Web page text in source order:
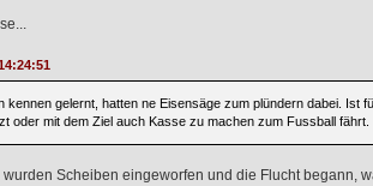
kennen gelernt, hatten ne Eisensäge zum plündern dabei. Ist
oder mit dem Ziel auch Kasse zu machen zum Fussball fährt.
Scheiben eingeworfen und die Flucht begann,